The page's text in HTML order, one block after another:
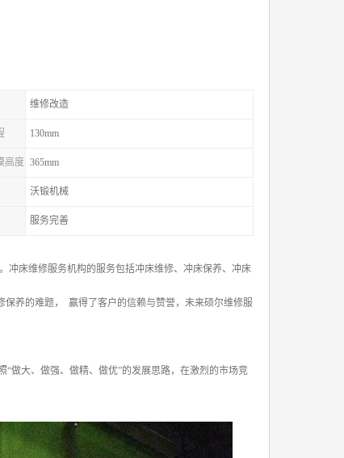
维修改造
130mm
高度 365mm
沃锻机械
服务完善
冲床维修服务机构的服务包括冲床维修、冲床保养、冲床
保养的难题， 赢得了客户的信赖与赞誉，未来硕尔维修服
做大、做强、做精、做优”的发展思路，在激烈的市场竞